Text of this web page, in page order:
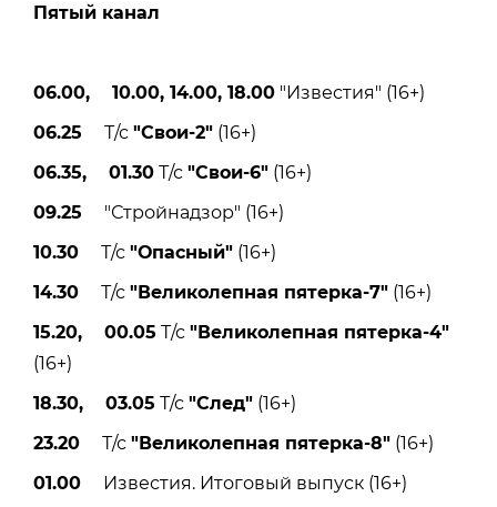
Пятый канал
06.00, 10.00, 14.00, 18.00 "Известия" (16+)
06.25 Т/с "Свои-2" (16+)
06.35, 01.30 Т/с "Свои-6" (16+)
09.25 "Стройнадзор" (16+)
10.30 Т/с "Опасный" (16+)
14.30 Т/с "Великолепная пятерка-7" (16+)
15.20, 00.05 Т/с "Великолепная пятерка-4"
(16+)
18.30, 03.05 Т/с "След" (16+)
23.20 Т/с "Великолепная пятерка-8" (16+)
01.00 Известия. Итоговый выпуск (16+)